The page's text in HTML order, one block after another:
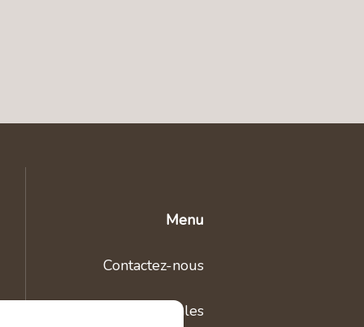
Menu
Contactez-nous
Mentions légales